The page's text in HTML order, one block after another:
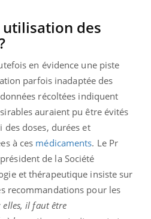
utilisation des
en évidence une piste
parfois inadaptée des
récoltées indiquent
auraient pu être évités
doses, durées et
à ces médicaments. Le Pr
de la Société
et thérapeutique insiste sur
recommandations pour les
elles, il faut être